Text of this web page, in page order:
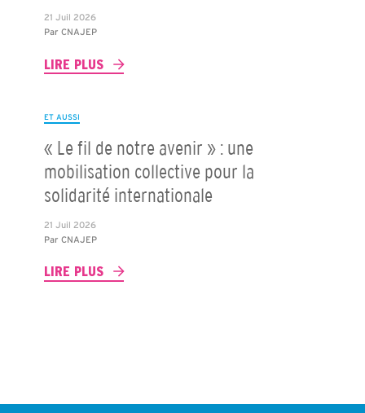
21 Juil 2026
Par CNAJEP
LIRE PLUS
ET AUSSI
« Le fil de notre avenir » : une
mobilisation collective pour la
solidarité internationale
21 Juil 2026
Par CNAJEP
LIRE PLUS